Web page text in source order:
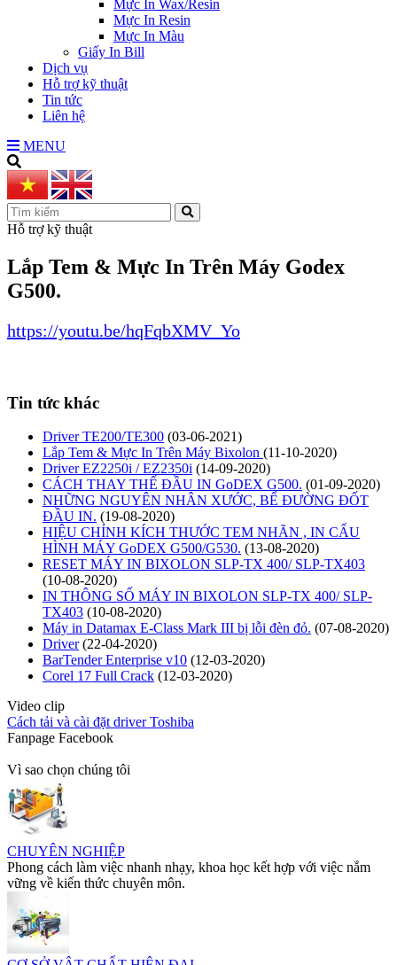
Mực In Wax/Resin
Mực In Resin
Mực In Màu
Giấy In Bill
Dịch vụ
Hỗ trợ kỹ thuật
Tin tức
Liên hệ
MENU
Hỗ trợ kỹ thuật
Lắp Tem & Mực In Trên Máy Godex
G500.
https://youtu.be/hqFqbXMV_Yo
Tin tức khác
Driver TE200/TE300 (03-06-2021)
Lắp Tem & Mực In Trên Máy Bixolon (11-10-2020)
Driver EZ2250i / EZ2350i (14-09-2020)
CÁCH THAY THẾ ĐẦU IN GoDEX G500. (01-09-2020)
NHỮNG NGUYÊN NHÂN XƯỚC, BỂ ĐƯỜNG ĐỐT
ĐẦU IN. (19-08-2020)
HIỆU CHỈNH KÍCH THƯỚC TEM NHÃN , IN CẤU
HÌNH MÁY GoDEX G500/G530. (13-08-2020)
RESET MÁY IN BIXOLON SLP-TX 400/ SLP-TX403
(10-08-2020)
IN THÔNG SỐ MÁY IN BIXOLON SLP-TX 400/ SLP-
TX403 (10-08-2020)
Máy in Datamax E-Class Mark III bị lỗi đèn đỏ. (07-08-2020)
Driver(22-04-2020)
BarTender Enterprise v10 (12-03-2020)
Corel 17 Full Crack (12-03-2020)
Video clip
Cách tải và cài đặt driver Toshiba
Fanpage Facebook
Vì sao chọn chúng tôi
CHUYÊN NGHIỆP
Phong cách làm việc nhanh nhạy, khoa học kết hợp với việc nắm
vững về kiến thức chuyên môn.